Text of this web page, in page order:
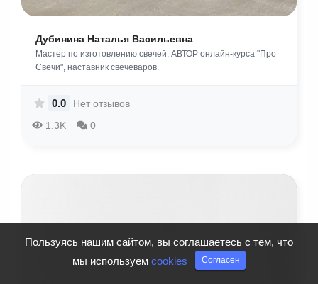
Дубинина Наталья Васильевна
Мастер по изготовлению свечей, АВТОР онлайн-курса "Про
Свечи", наставник свечеваров.
1.3K 0
0.0 Нет отзывов
Пользуясь нашим сайтом, вы соглашаетесь с тем, что
мы используем cookies Согласен